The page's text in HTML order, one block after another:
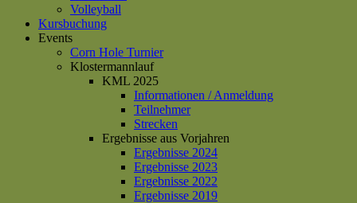
Volleyball
Kursbuchung
Events
Corn Hole Turnier
Klostermannlauf
KML 2025
Informationen / Anmeldung
Teilnehmer
Strecken
Ergebnisse aus Vorjahren
Ergebnisse 2024
Ergebnisse 2023
Ergebnisse 2022
Ergebnisse 2019